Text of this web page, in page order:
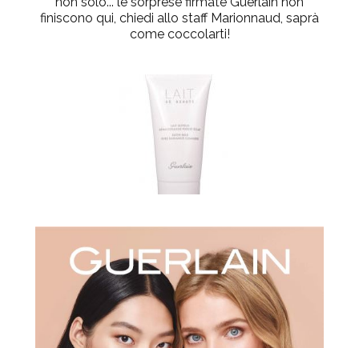
finiscono qui, chiedi allo staff Marionnaud, saprà
come coccolarti!